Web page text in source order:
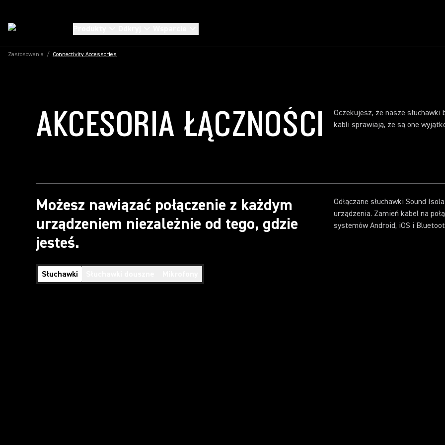
Zastosowania / Connectivity Accessories
AKCESORIA ŁĄCZNOŚCI
Oczekujesz, że nasze
kabli sprawiają, że są one
Możesz nawiązać połączenie z każdym
urządzeniem niezależnie od tego, gdzie
jesteś.
Odłączane słuchawki Sound
urządzenia. Zamień kabel na
systemów Android, iOS i
Słuchawki